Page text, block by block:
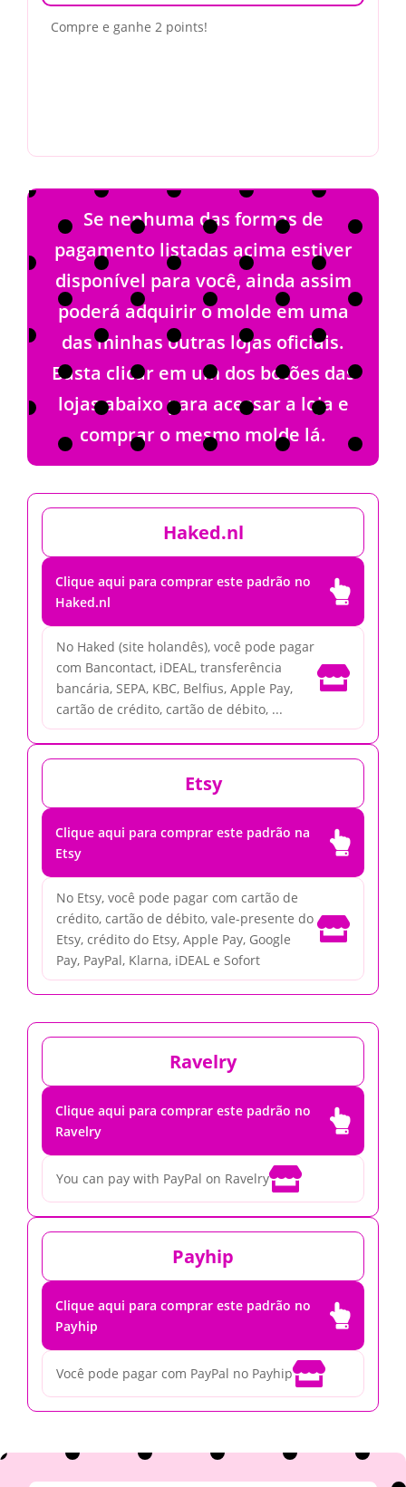
Compre e ganhe 2 points!
Se nenhuma das formas de
pagamento listadas acima estiver
disponível para você, ainda assim
poderá adquirir o molde em uma
das minhas outras lojas oficiais.
Basta clicar em um dos botões das
lojas abaixo para acessar a loja e
comprar o mesmo molde lá.
Haked.nl
Clique aqui para comprar este padrão no
Haked.nl

No Haked (site holandês), você pode pagar
com Bancontact, iDEAL, transferência
bancária, SEPA, KBC, Belfius, Apple Pay,
cartão de crédito, cartão de débito, ...

Etsy
Clique aqui para comprar este padrão na
Etsy

No Etsy, você pode pagar com cartão de
crédito, cartão de débito, vale-presente do
Etsy, crédito do Etsy, Apple Pay, Google
Pay, PayPal, Klarna, iDEAL e Sofort

Ravelry
Clique aqui para comprar este padrão no
Ravelry

You can pay with PayPal on Ravelry
Payhip
Clique aqui para comprar este padrão no
Payhip

Você pode pagar com PayPal no Payhip